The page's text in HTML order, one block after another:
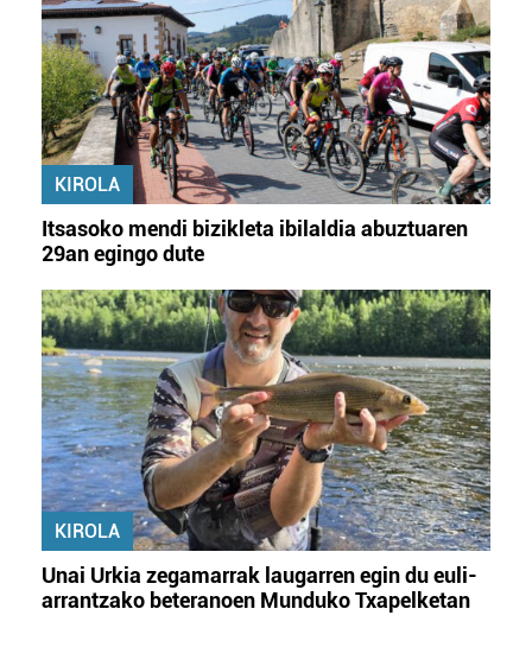
KIROLA
Itsasoko mendi bizikleta ibilaldia abuztuaren
29an egingo dute
KIROLA
Unai Urkia zegamarrak laugarren egin du euli-
arrantzako beteranoen Munduko Txapelketan